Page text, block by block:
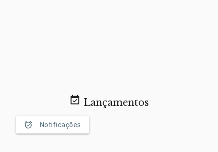
event_available Lançamentos
alarm_on Notificações